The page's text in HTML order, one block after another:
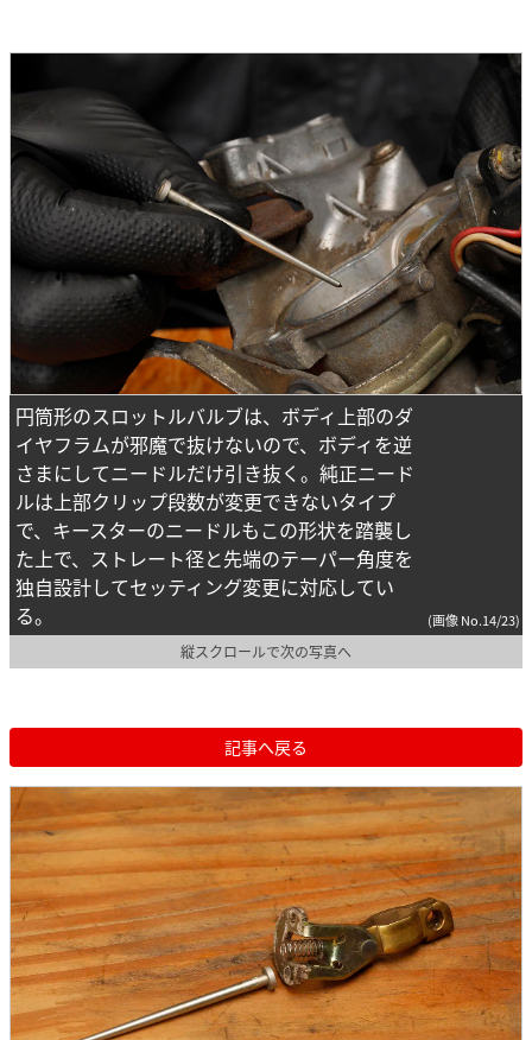
円筒形のスロットルバルブは、ボディ上部のダ
イヤフラムが邪魔で抜けないので、ボディを逆
さまにしてニードルだけ引き抜く。純正ニード
ルは上部クリップ段数が変更できないタイプ
で、キースターのニードルもこの形状を踏襲し
た上で、ストレート径と先端のテーパー角度を
独自設計してセッティング変更に対応してい
る。
(画像 No.14/23)
縦スクロールで次の写真へ
記事へ戻る